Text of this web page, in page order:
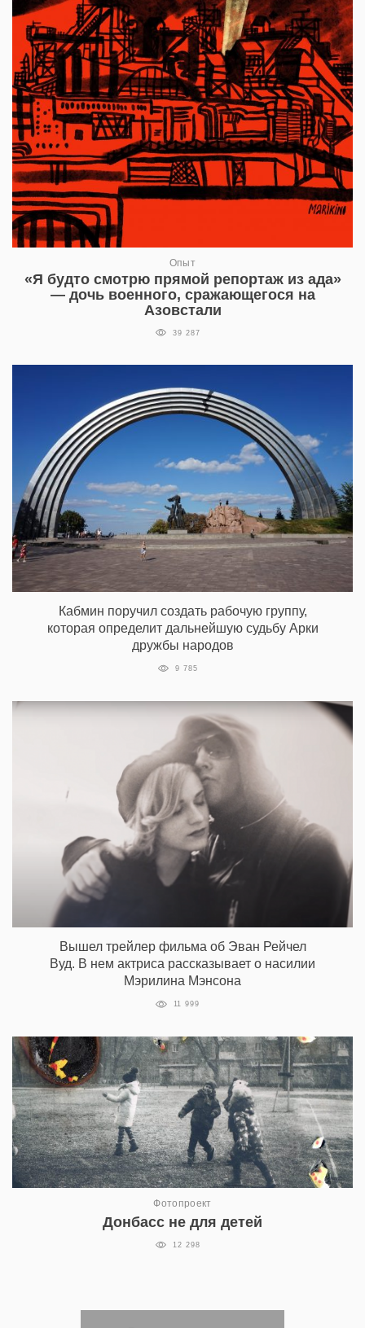
Опыт
«Я будто смотрю прямой репортаж из ада»
— дочь военного, сражающегося на
Азовстали
39 287
Кабмин поручил создать рабочую группу,
которая определит дальнейшую судьбу Арки
дружбы народов
9 785
Вышел трейлер фильма об Эван Рейчел
Вуд. В нем актриса рассказывает о насилии
Мэрилина Мэнсона
11 999
Фотопроект
Донбасс не для детей
12 298